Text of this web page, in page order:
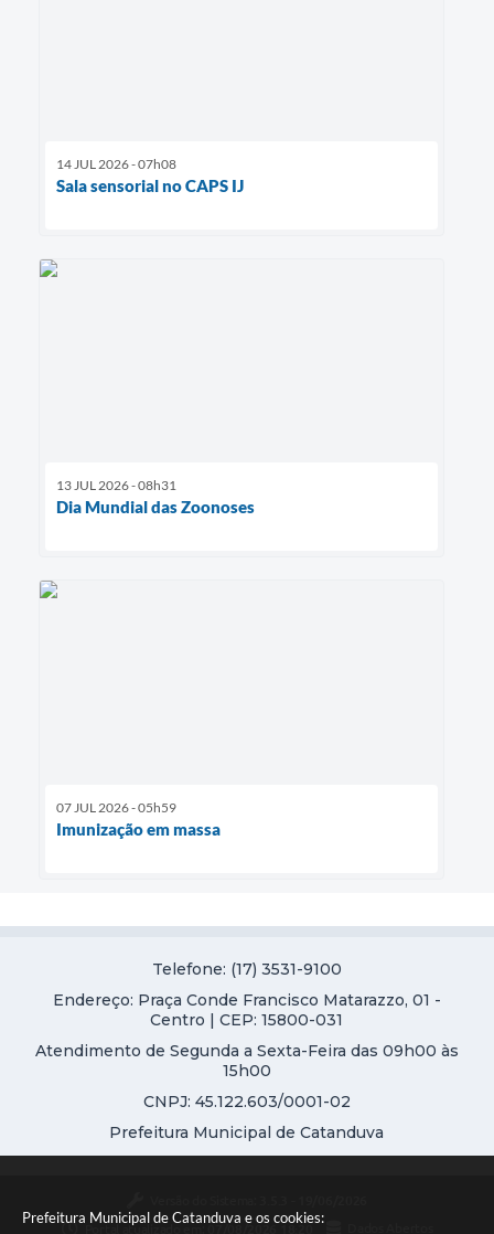
Prefeitura Municipal de Catanduva e os cookies:
14 JUL 2026 - 07h08
Sala sensorial no CAPS IJ
13 JUL 2026 - 08h31
Dia Mundial das Zoonoses
07 JUL 2026 - 05h59
Imunização em massa
Telefone: (17) 3531-9100
Endereço: Praça Conde Francisco Matarazzo, 01 -
Centro | CEP: 15800-031
Atendimento de Segunda a Sexta-Feira das 09h00 às
15h00
CNPJ: 45.122.603/0001-02
Prefeitura Municipal de Catanduva
Portal atualizado em: